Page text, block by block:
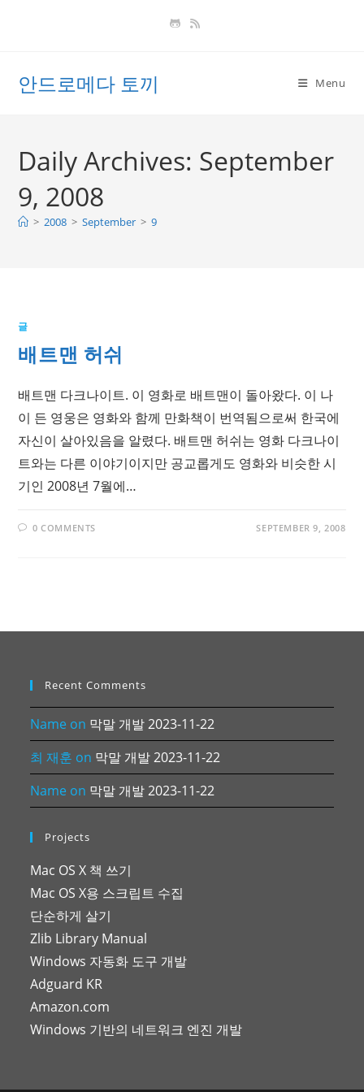
안드로메다 토끼 Menu
Daily Archives: September
9, 2008
> 2008 > September > 9
글
배트맨 허쉬
배트맨 다크나이트. 이 영화로 배트맨이 돌아왔다. 이 나
이 든 영웅은 영화와 함께 만화책이 번역됨으로써 한국에
자신이 살아있음을 알렸다. 배트맨 허쉬는 영화 다크나이
트와는 다른 이야기이지만 공교롭게도 영화와 비슷한 시
기인 2008년 7월에…
0 COMMENTS SEPTEMBER 9, 2008
Recent Comments
Name on 막말 개발 2023-11-22
최 재훈 on 막말 개발 2023-11-22
Name on 막말 개발 2023-11-22
Projects
Mac OS X 책 쓰기
Mac OS X용 스크립트 수집
단순하게 살기
Zlib Library Manual
Windows 자동화 도구 개발
Adguard KR
Amazon.com
Windows 기반의 네트워크 엔진 개발